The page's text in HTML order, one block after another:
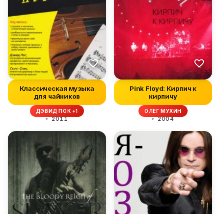
Классическая музыка
для чайников
ДЭВИД ПОК +1
2011
Pink Floyd: Кирпич к
кирпичу
ОЛЕГ МУХИН
2004